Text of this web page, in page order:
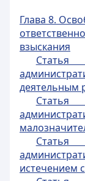
Глава 8.
взыскания
деятельным
истечением